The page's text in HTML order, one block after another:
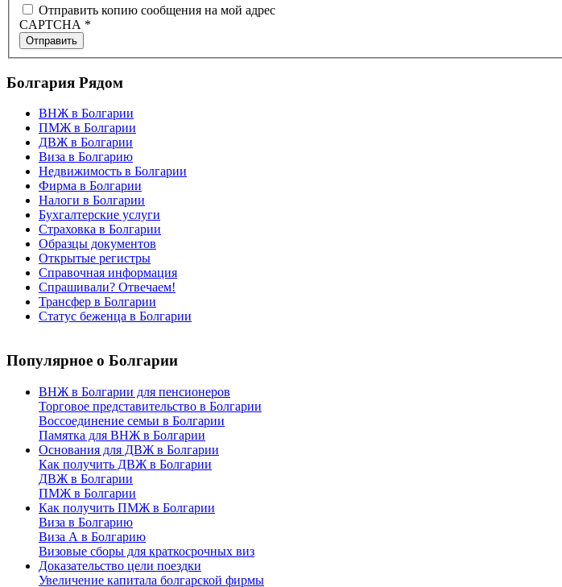
Отправить копию сообщения на мой адрес
CAPTCHA *
Отправить
Болгария Рядом
ВНЖ в Болгарии
ПМЖ в Болгарии
ДВЖ в Болгарии
Виза в Болгарию
Недвижимость в Болгарии
Фирма в Болгарии
Налоги в Болгарии
Бухгалтерские услуги
Страховка в Болгарии
Образцы документов
Открытые регистры
Справочная информация
Спрашивали? Отвечаем!
Трансфер в Болгарии
Статус беженца в Болгарии
Популярное о Болгарии
ВНЖ в Болгарии для пенсионеров
Торговое представительство в Болгарии
Воссоединение семьи в Болгарии
Памятка для ВНЖ в Болгарии
Основания для ДВЖ в Болгарии
Как получить ДВЖ в Болгарии
ДВЖ в Болгарии
ПМЖ в Болгарии
Как получить ПМЖ в Болгарии
Виза в Болгарию
Виза А в Болгарию
Визовые сборы для краткосрочных виз
Доказательство цели поездки
Увеличение капитала болгарской фирмы